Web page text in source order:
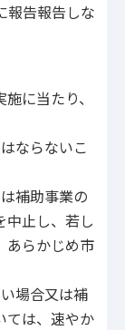
報告報告しな
に当たり、
ならないこ
補助事業の
中止し、若し
あらかじめ市
場合又は補
ては、速やか